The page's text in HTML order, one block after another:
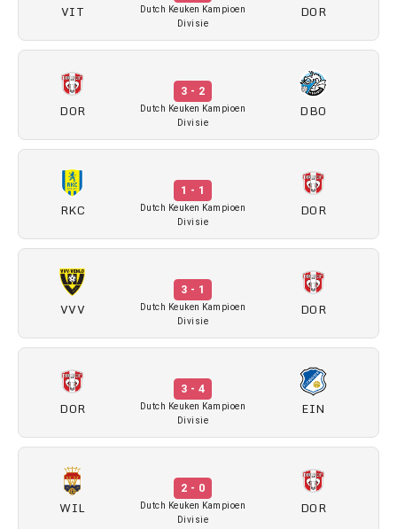
VIT
Dutch Keuken Kampioen
Divisie
DOR
DOR
3 - 2
Dutch Keuken Kampioen
Divisie
DBO
RKC
1 - 1
Dutch Keuken Kampioen
Divisie
DOR
VVV
3 - 1
Dutch Keuken Kampioen
Divisie
DOR
DOR
3 - 4
Dutch Keuken Kampioen
Divisie
EIN
WIL
2 - 0
Dutch Keuken Kampioen
Divisie
DOR